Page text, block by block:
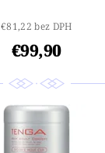
€81,22 bez DPH
€99,90